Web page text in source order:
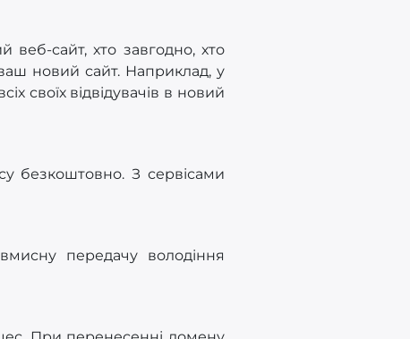
сайт, хто завгодно, хто
новий сайт. Наприклад, у
своїх відвідувачів в новий
безкоштовно. З сервісами
передачу володіння